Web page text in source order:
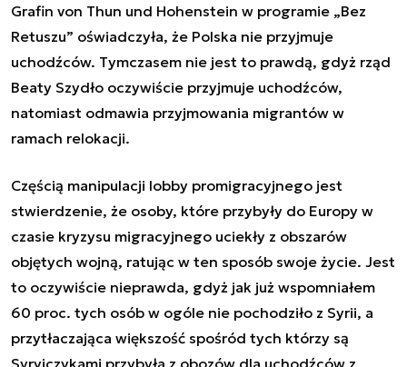
Grafin von Thun und Hohenstein w programie „Bez
Retuszu” oświadczyła, że Polska nie przyjmuje
uchodźców. Tymczasem nie jest to prawdą, gdyż rząd
Beaty Szydło oczywiście przyjmuje uchodźców,
natomiast odmawia przyjmowania migrantów w
ramach relokacji.
Częścią manipulacji lobby promigracyjnego jest
stwierdzenie, że osoby, które przybyły do Europy w
czasie kryzysu migracyjnego uciekły z obszarów
objętych wojną, ratując w ten sposób swoje życie. Jest
to oczywiście nieprawda, gdyż jak już wspomniałem
60 proc. tych osób w ogóle nie pochodziło z Syrii, a
przytłaczająca większość spośród tych którzy są
Syryjczykami przybyła z obozów dla uchodźców z